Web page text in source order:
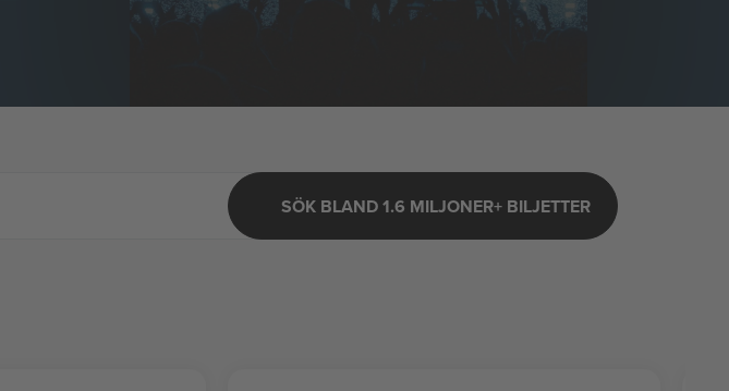
SÖK BLAND 1.6 MILJONER+ BILJETTER